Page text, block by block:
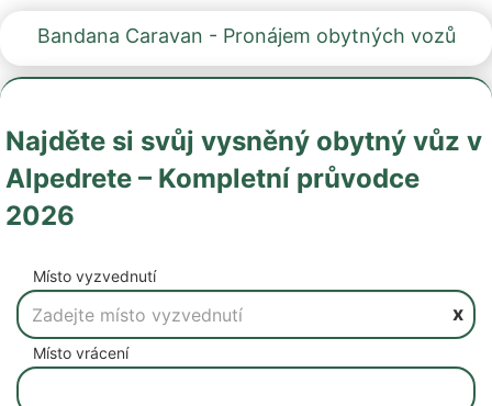
Bandana Caravan - Pronájem obytných vozů
Najděte si svůj vysněný obytný vůz v
Alpedrete – Kompletní průvodce
2026
Místo vyzvednutí
x
Místo vrácení